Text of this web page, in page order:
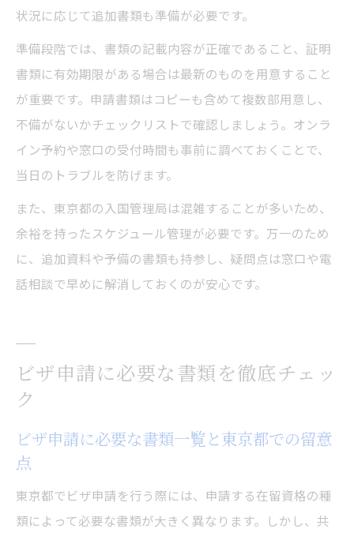
状況に応じて追加書類も準備が必要です。
準備段階では、書類の記載内容が正確であること、証明
書類に有効期限がある場合は最新のものを用意すること
が重要です。申請書類はコピーも含めて複数部用意し、
不備がないかチェックリストで確認しましょう。オンラ
イン予約や窓口の受付時間も事前に調べておくことで、
当日のトラブルを防げます。
また、東京都の入国管理局は混雑することが多いため、
余裕を持ったスケジュール管理が必要です。万一のため
に、追加資料や予備の書類も持参し、疑問点は窓口や電
話相談で早めに解消しておくのが安心です。
ビザ申請に必要な書類を徹底チェッ
ク
ビザ申請に必要な書類一覧と東京都での留意
点
東京都でビザ申請を行う際には、申請する在留資格の種
類によって必要な書類が大きく異なります。しかし、共